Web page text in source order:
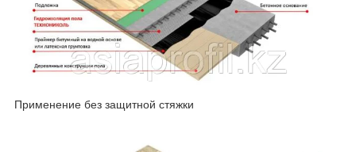
Применение без защитной стяжки